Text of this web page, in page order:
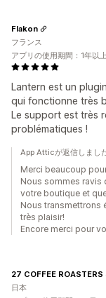
Lantern est un
qui fonctionne très
Le support est très
problématiques !
Flakon
フランス
アプリの使用期間：1年以上
App Atticが返信しまし
Merci beaucoup
Nous sommes ravis
votre boutique et
Nous transmettrons
très plaisir!
Encore merci pour
27 COFFEE ROASTERS
日本